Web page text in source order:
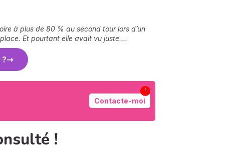
à plus de 80 % au second tour lors d’un
Et pourtant elle avait vu juste….
Contacte-moi
1
!